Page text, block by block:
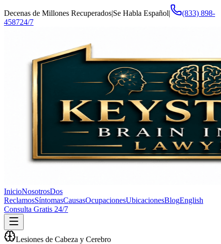
Decenas de Millones Recuperados|Se Habla Español|
(833) 898-
458724/7
InicioNosotrosDos
ReclamosSíntomasCausasOcupacionesUbicacionesBlogEnglish
Consulta Gratis 24/7
Lesiones de Cabeza y Cerebro